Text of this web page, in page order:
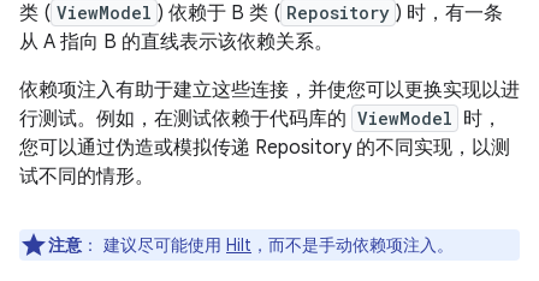
类 ( ViewModel ) 依赖于 B 类 ( Repository ) 时，有一条
从 A 指向 B 的直线表示该依赖关系。
依赖项注入有助于建立这些连接，并使您可以更换实现以进
行测试。例如，在测试依赖于代码库的 ViewModel 时，
您可以通过伪造或模拟传递 Repository 的不同实现，以测
试不同的情形。
注意 ： 建议尽可能使用 Hilt ，而不是手动依赖项注入。